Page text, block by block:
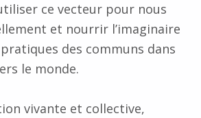
ce vecteur pour nous
et nourrir l’imaginaire
des communs dans
le monde.
vivante et collective,